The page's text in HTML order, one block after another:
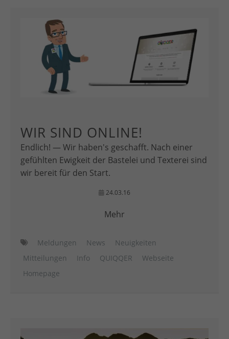
WIR SIND ONLINE!
Endlich! — Wir haben's geschafft. Nach einer
gefühlten Ewigkeit der Bastelei und Texterei sind
wir bereit für den Start.
24.03.16
Mehr
Meldungen News
Neuigkeiten
Mitteilungen
Info QUIQQER
Webseite
Homepage